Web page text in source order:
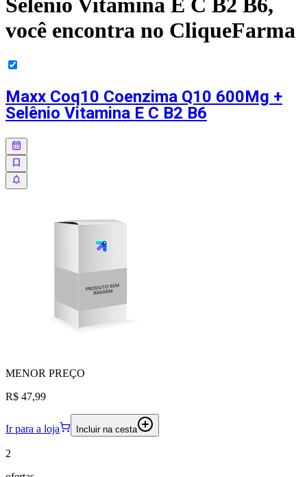
Selênio Vitamina E C B2 B6,
você encontra no CliqueFarma
Maxx Coq10 Coenzima Q10 600Mg +
Selênio Vitamina E C B2 B6
MENOR PREÇO
R$ 47,99
Ir para a loja Incluir na cesta
2